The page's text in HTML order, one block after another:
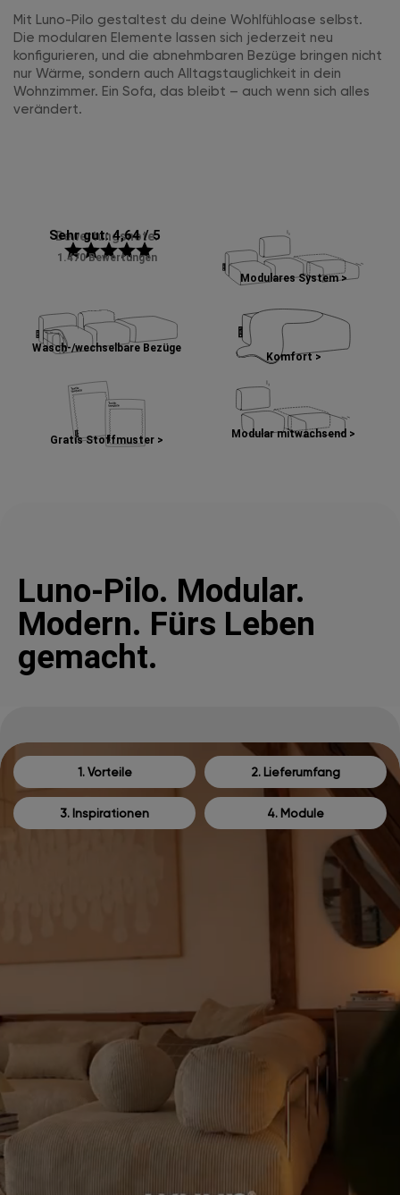
Mit Luno-Pilo gestaltest du deine Wohlfühloase selbst.
Die modularen Elemente lassen sich jederzeit neu
konfigurieren, und die abnehmbaren Bezüge bringen nicht
nur Wärme, sondern auch Alltagstauglichkeit in dein
Wohnzimmer. Ein Sofa, das bleibt – auch wenn sich alles
verändert.
Bewertungsnote:
Sehr gut: 4,64 / 5
starstarstarstarstar
1.470 Bewertungen
Modulares System >
Wasch-/wechselbare Bezüge
Komfort >
Gratis Stoffmuster >
Modular mitwachsend >
Luno-Pilo. Modular.
Modern. Fürs Leben
gemacht.
1. Vorteile 2. Lieferumfang
3. Inspirationen 4. Module